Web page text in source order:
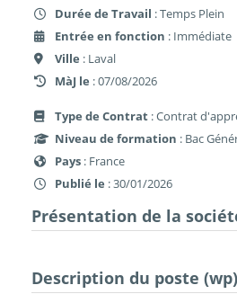
Durée de Travail : Temps Plein
Entrée en fonction : Immédiate
Ville : Laval
MàJ le : 07/08/2026
Type de Contrat : Contrat
Niveau de formation : Bac
Pays : France
Publié le : 30/01/2026
Présentation de la
Description du poste (wp)